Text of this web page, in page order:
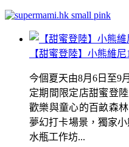
【甜蜜登陸】小熊維
今個夏天由8月6日至9
定期間限定店甜蜜登
歡樂與童心的百畝森
夢幻打卡場景，獨家
水瓶工作坊...